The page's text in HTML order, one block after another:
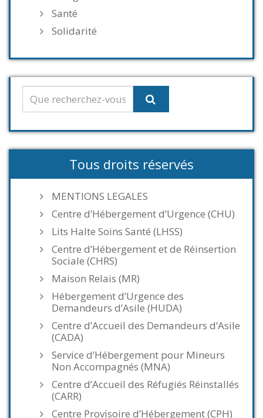
Santé
Solidarité
Tous droits réservés
MENTIONS LEGALES
Centre d’Hébergement d’Urgence (CHU)
Lits Halte Soins Santé (LHSS)
Centre d’Hébergement et de Réinsertion
Sociale (CHRS)
Maison Relais (MR)
Hébergement d’Urgence des
Demandeurs d’Asile (HUDA)
Centre d’Accueil des Demandeurs d’Asile
(CADA)
Service d’Hébergement pour Mineurs
Non Accompagnés (MNA)
Centre d’Accueil des Réfugiés Réinstallés
(CARR)
Centre Provisoire d’Hébergement (CPH)